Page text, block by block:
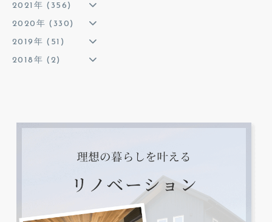
2021年 (356)
2020年 (330)
2019年 (51)
2018年 (2)